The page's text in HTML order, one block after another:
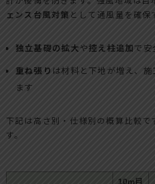
ェンス台風対策 として通風量を確保
独立基礎の拡大や控え柱追加で安
重ね張り は材料と下地が増え、
ます
下記は高さ別・仕様別の概算比較で
す。
10m目